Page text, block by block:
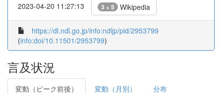
2023-04-20 11:27:13 3 + 5 Wikipedia
https://dl.ndl.go.jp/info:ndljp/pid/2953799
(info:doi/10.11501/2953799)
言及状況
変動（ピーク前後） 変動（月別） 分布